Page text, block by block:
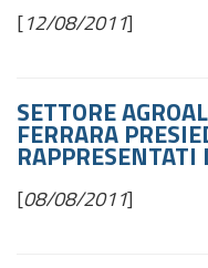
[12/08/2011]
SETTORE
FERRARA
RAPPRESENTATI
[08/08/2011]